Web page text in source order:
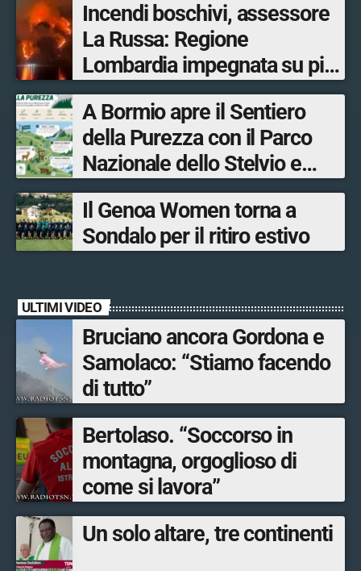
Incendi boschivi, assessore
La Russa: Regione
Lombardia impegnata su più
fronti, 48 volontari coinvolti
tra le province di Lecco,
Sondrio, Milano e Como
A Bormio apre il Sentiero
della Purezza con il Parco
Nazionale dello Stelvio e
Bormio Tourism
Il Genoa Women torna a
Sondalo per il ritiro estivo
ULTIMI VIDEO
Bruciano ancora Gordona e
Samolaco: “Stiamo facendo
di tutto”
Bertolaso. “Soccorso in
montagna, orgoglioso di
come si lavora”
Un solo altare, tre continenti